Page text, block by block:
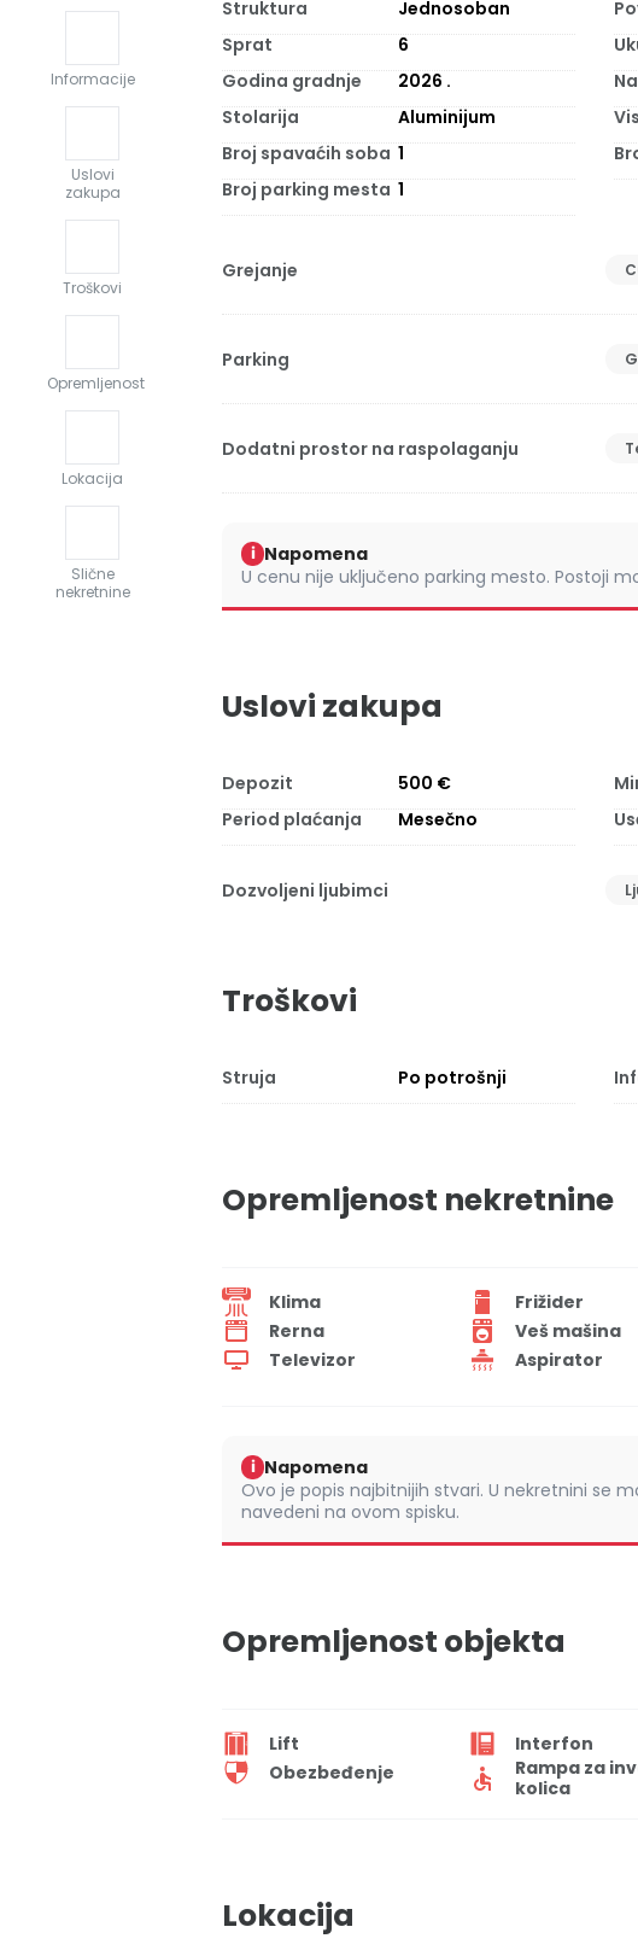
Informacije
Uslovi
zakupa
Troškovi
Opremljenost
Lokacija
Slične
nekretnine
Struktura Jednosoban
Sprat
6
Godina gradnje
2026 .
Stolarija
Aluminijum
Broj spavaćih soba 1
Broj parking mesta 1
Grejanje
Parking
Dodatni prostor na raspolaganju
i Napomena
U cenu nije uključeno parking mesto. Postoji
Uslovi zakupa
Depozit 500 €
Period plaćanja
Mesečno
Dozvoljeni ljubimci
Troškovi
Struja Po potrošnji
Opremljenost nekretnine
Klima Frižider
Rerna
Veš mašina
Televizor
Aspirator
i Napomena
Ovo je popis najbitnijih stvari. U nekretnini se
navedeni na ovom spisku.
Opremljenost objekta
Lift Interfon
Obezbeđenje
Rampa za
kolica
Lokacija